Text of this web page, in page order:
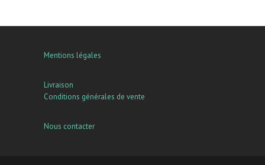
Mentions légales
Livraison
Conditions générales de vente
Nous contacter